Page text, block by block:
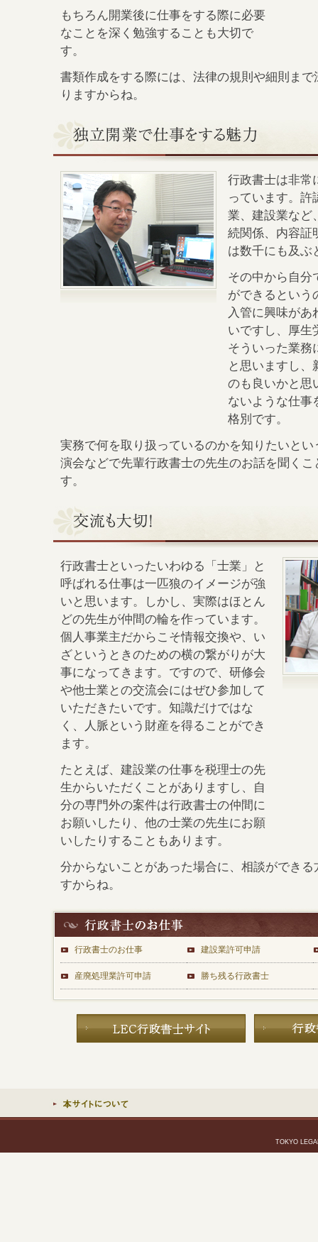
もちろん開業後に仕事をする際に必要
なことを深く勉強することも大切で
す。
書類作成をする際には、法律の規則や細則ま
りますからね。
行政書士は非常
っています。許
業、建設業など
続関係、内容証
は数千にも及ぶ
その中から自分
ができるという
入管に興味があ
いですし、厚生
そういった業務
と思いますし、
のも良いかと思
ないような仕事
格別です。
実務で何を取り扱っているのかを知りたいとい
演会などで先輩行政書士の先生のお話を聞く
す。
行政書士といったいわゆる「士業」と
呼ばれる仕事は一匹狼のイメージが強
いと思います。しかし、実際はほとん
どの先生が仲間の輪を作っています。
個人事業主だからこそ情報交換や、い
ざというときのための横の繋がりが大
事になってきます。ですので、研修会
や他士業との交流会にはぜひ参加して
いただきたいです。知識だけではな
く、人脈という財産を得ることができ
ます。
たとえば、建設業の仕事を税理士の先
生からいただくことがありますし、自
分の専門外の案件は行政書士の仲間に
お願いしたり、他の士業の先生にお願
いしたりすることもあります。
分からないことがあった場合に、相談ができ
すからね。
行政書士のお仕事 建設業許可申請
産廃処理業許可申請 勝ち残る行政書士
TOKYO